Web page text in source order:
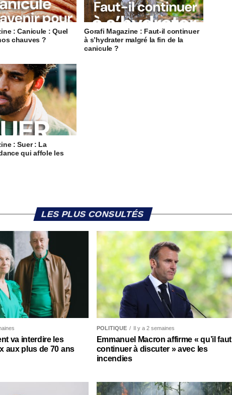
: Canicule : Quel
chauves ?
Gorafi Magazine : Faut-il continuer
à s’hydrater malgré la fin de la
canicule ?
: Suer : La
qui affole les
LES PLUS CONSULTÉS
va interdire les
aux plus de 70 ans
POLITIQUE Il y a 2 semaines
Emmanuel Macron affirme « qu’il faut
continuer à discuter » avec les
incendies